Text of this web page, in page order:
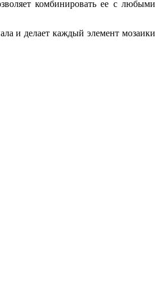
комбинировать ее с любыми
и делает каждый элемент мозаики